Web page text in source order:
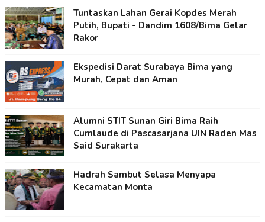
Tuntaskan Lahan Gerai Kopdes Merah
Putih, Bupati - Dandim 1608/Bima Gelar
Rakor
Ekspedisi Darat Surabaya Bima yang
Murah, Cepat dan Aman
Alumni STIT Sunan Giri Bima Raih
Cumlaude di Pascasarjana UIN Raden Mas
Said Surakarta
Hadrah Sambut Selasa Menyapa
Kecamatan Monta